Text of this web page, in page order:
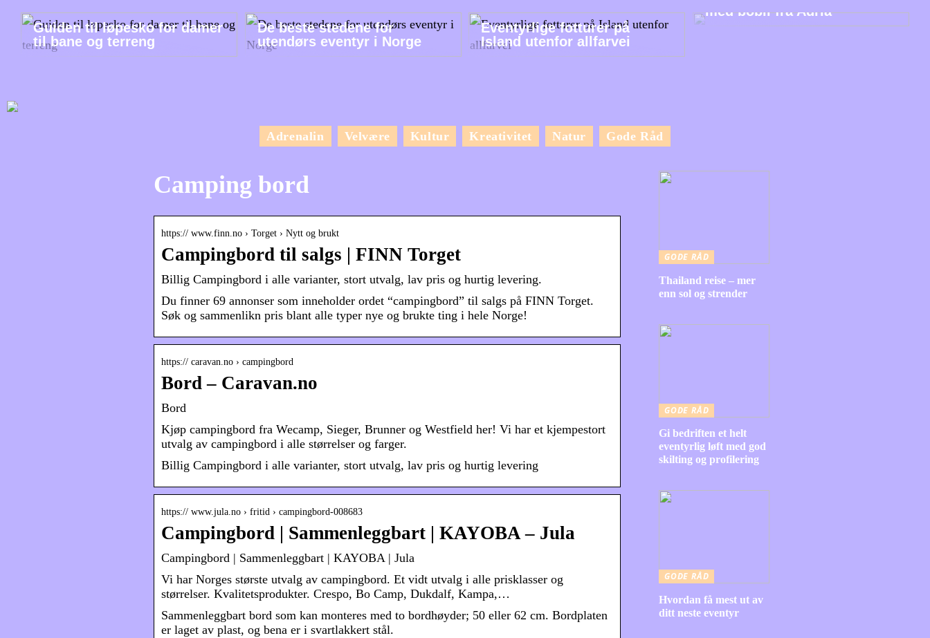
Guiden til løpesko for damer
til bane og terreng
De beste stedene for
utendørs eventyr i Norge
Eventyrlige fotturer på
Island utenfor allfarvei
med bobil fra Adria
Adrenalin Velvære Kultur Kreativitet Natur Gode Råd
Camping bord
https:// www.finn.no › Torget › Nytt og brukt
Campingbord til salgs | FINN Torget
Billig Campingbord i alle varianter, stort utvalg, lav pris og hurtig levering.
Du finner 69 annonser som inneholder ordet “campingbord” til salgs på FINN Torget.
Søk og sammenlikn pris blant alle typer nye og brukte ting i hele Norge!
https:// caravan.no › campingbord
Bord – Caravan.no
Bord
Kjøp campingbord fra Wecamp, Sieger, Brunner og Westfield her! Vi har et kjempestort
utvalg av campingbord i alle størrelser og farger.
Billig Campingbord i alle varianter, stort utvalg, lav pris og hurtig levering
https:// www.jula.no › fritid › campingbord-008683
Campingbord | Sammenleggbart | KAYOBA – Jula
Campingbord | Sammenleggbart | KAYOBA | Jula
Vi har Norges største utvalg av campingbord. Et vidt utvalg i alle prisklasser og
størrelser. Kvalitetsprodukter. Crespo, Bo Camp, Dukdalf, Kampa,…
Sammenleggbart bord som kan monteres med to bordhøyder; 50 eller 62 cm. Bordplaten
er laget av plast, og bena er i svartlakkert stål.
GODE RÅD
Thailand reise – mer
enn sol og strender
GODE RÅD
Gi bedriften et helt
eventyrlig løft med god
skilting og profilering
GODE RÅD
Hvordan få mest ut av
ditt neste eventyr